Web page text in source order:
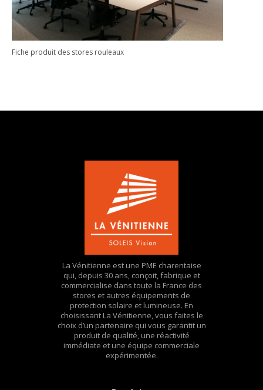
Fiche produit des stores rouleaux
La Vénitienne est une PME charentaise
qui, depuis 30 ans, conçoit, fabrique et
commercialise dans toute la France des
stores et autres équipements de
protection solaire et lumineuse. En
choisissant La Vénitienne, vous faites le
choix d’un partenaire qui vous garantit un
produit de qualité, une réactivité
immédiate et une équipe commerciale
expérimentée.